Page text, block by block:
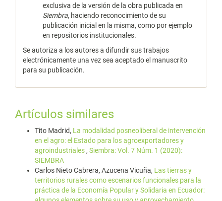
exclusiva de la versión de la obra publicada en
Siembra, haciendo reconocimiento de su
publicación inicial en la misma, como por ejemplo
en repositorios institucionales.
Se autoriza a los autores a difundir sus trabajos
electrónicamente una vez sea aceptado el manuscrito
para su publicación.
Artículos similares
Tito Madrid, La modalidad posneoliberal de intervención
en el agro: el Estado para los agroexportadores y
agroindustriales , Siembra: Vol. 7 Núm. 1 (2020):
SIEMBRA
Carlos Nieto Cabrera, Azucena Vicuña, Las tierras y
territorios rurales como escenarios funcionales para la
práctica de la Economía Popular y Solidaria en Ecuador: